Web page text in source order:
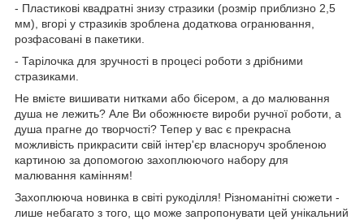
- Пластикові квадратні знизу стразики (розмір приблизно 2,5
мм), вгорі у стразиків зроблена додаткова огранювання,
розфасовані в пакетики.
- Тарілочка для зручності в процесі роботи з дрібними
стразиками.
Не вмієте вишивати нитками або бісером, а до малювання
душа не лежить? Але Ви обожнюєте вироби ручної роботи, а
душа прагне до творчості? Тепер у вас є прекрасна
можливість прикрасити свій інтер'єр власноруч зробленою
картиною за допомогою захоплюючого набору для
малювання камінням!
Захоплююча новинка в світі рукоділля! Різноманітні сюжети -
лише небагато з того, що може запропонувати цей унікальний